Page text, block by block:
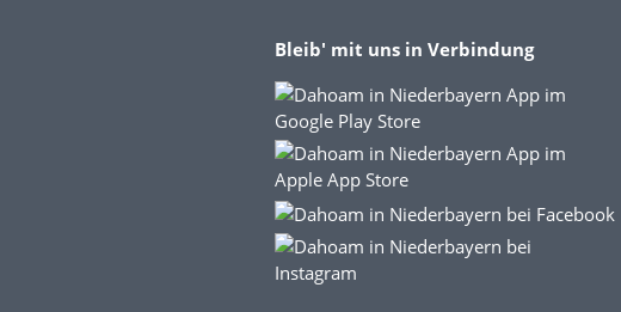
Bleib' mit uns in Verbindung